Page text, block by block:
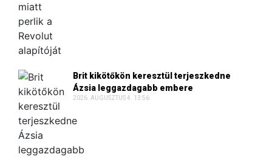
Brit kikötőkön keresztül terjeszkedne
Ázsia leggazdagabb embere
2026. AUGUSZTUS 4. 13:56